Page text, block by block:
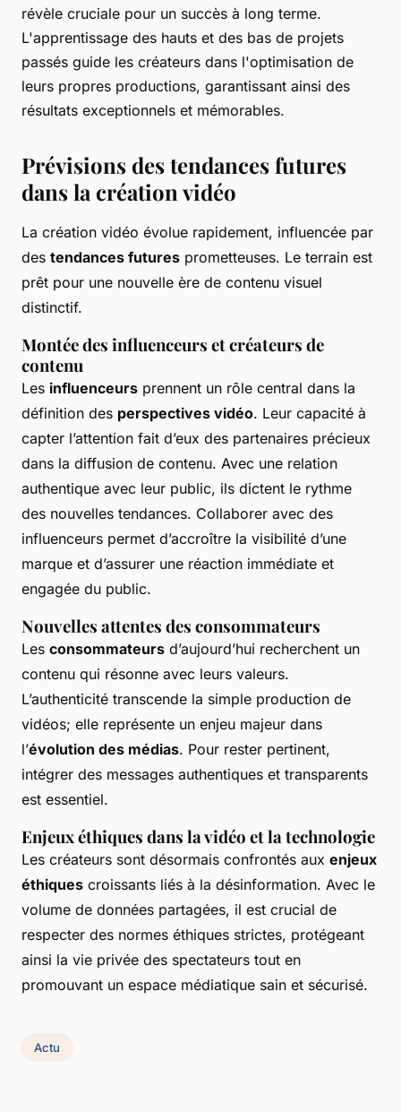
révèle cruciale pour un succès à long terme.
L'apprentissage des hauts et des bas de projets
passés guide les créateurs dans l'optimisation de
leurs propres productions, garantissant ainsi des
résultats exceptionnels et mémorables.
Prévisions des tendances futures
dans la création vidéo
La création vidéo évolue rapidement, influencée par
des tendances futures prometteuses. Le terrain est
prêt pour une nouvelle ère de contenu visuel
distinctif.
Montée des influenceurs et créateurs de
contenu
Les influenceurs prennent un rôle central dans la
définition des perspectives vidéo. Leur capacité à
capter l’attention fait d’eux des partenaires précieux
dans la diffusion de contenu. Avec une relation
authentique avec leur public, ils dictent le rythme
des nouvelles tendances. Collaborer avec des
influenceurs permet d’accroître la visibilité d’une
marque et d’assurer une réaction immédiate et
engagée du public.
Nouvelles attentes des consommateurs
Les consommateurs d’aujourd’hui recherchent un
contenu qui résonne avec leurs valeurs.
L’authenticité transcende la simple production de
vidéos; elle représente un enjeu majeur dans
l’évolution des médias. Pour rester pertinent,
intégrer des messages authentiques et transparents
est essentiel.
Enjeux éthiques dans la vidéo et la technologie
Les créateurs sont désormais confrontés aux enjeux
éthiques croissants liés à la désinformation. Avec le
volume de données partagées, il est crucial de
respecter des normes éthiques strictes, protégeant
ainsi la vie privée des spectateurs tout en
promouvant un espace médiatique sain et sécurisé.
Actu